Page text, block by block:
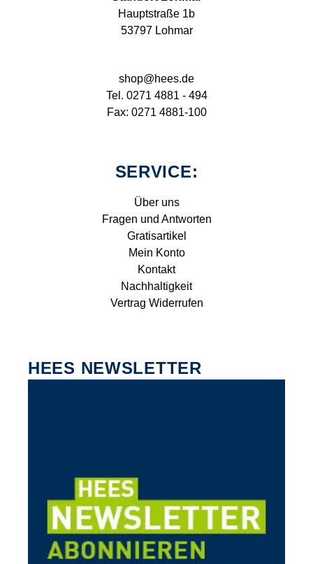
Hauptstraße 1b
53797 Lohmar
shop@hees.de
Tel. 0271 4881 - 494
Fax: 0271 4881-100
SERVICE:
Über uns
Fragen und Antworten
Gratisartikel
Mein Konto
Kontakt
Nachhaltigkeit
Vertrag Widerrufen
HEES NEWSLETTER